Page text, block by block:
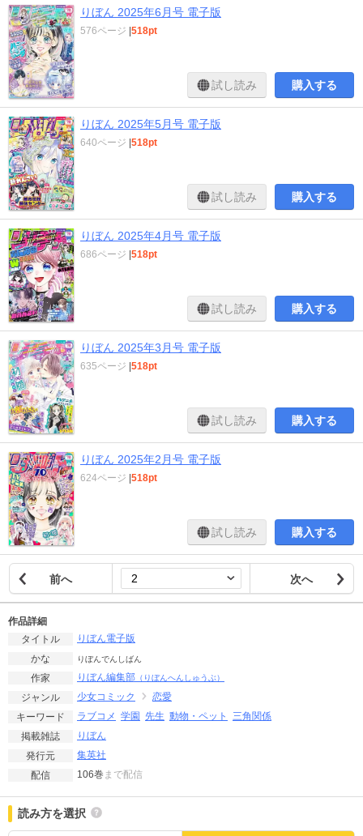
りぼん 2025年6月号 電子版
576ページ |518pt
試し読み 購入する
りぼん 2025年5月号 電子版
640ページ |518pt
試し読み 購入する
りぼん 2025年4月号 電子版
686ページ |518pt
試し読み 購入する
りぼん 2025年3月号 電子版
635ページ |518pt
試し読み 購入する
りぼん 2025年2月号 電子版
624ページ |518pt
試し読み 購入する
前へ 次へ
作品詳細
タイトル
りぼん電子版
かな
りぼんでんしばん
作家 りぼん編集部 （りぼんへんしゅうぶ）
ジャンル 少女コミック
恋愛
キーワード
ラブコメ 学園 先生 動物・ペット
三角関係
掲載雑誌
りぼん
発行元
集英社
配信
106巻 まで配信
読み方を選択